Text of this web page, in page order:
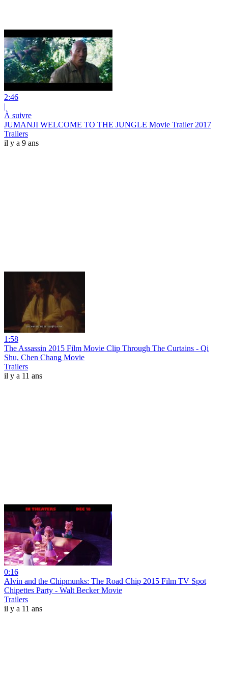
2:46
|
À suivre
JUMANJI WELCOME TO THE JUNGLE Movie Trailer 2017
Trailers
il y a 9 ans
1:58
The Assassin 2015 Film Movie Clip Through The Curtains - Qi
Shu, Chen Chang Movie
Trailers
il y a 11 ans
0:16
Alvin and the Chipmunks: The Road Chip 2015 Film TV Spot
Chipettes Party - Walt Becker Movie
Trailers
il y a 11 ans